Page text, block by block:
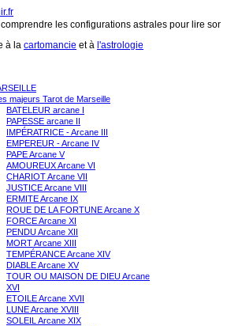
les configurations astrales pour lire
à la cartomancie et à l'astrologie
majeurs Tarot de Marseille
BATELEUR arcane I
PAPESSE arcane II
IMPÉRATRICE - Arcane III
EMPEREUR - Arcane IV
PAPE Arcane V
AMOUREUX Arcane VI
CHARIOT Arcane VII
JUSTICE Arcane VIII
ERMITE Arcane IX
ROUE DE LA FORTUNE Arcane X
FORCE Arcane XI
PENDU Arcane XII
MORT Arcane XIII
TEMPÉRANCE Arcane XIV
DIABLE Arcane XV
TOUR OU MAISON DE DIEU Arcane
XVI
ETOILE Arcane XVII
LUNE Arcane XVIII
SOLEIL Arcane XIX